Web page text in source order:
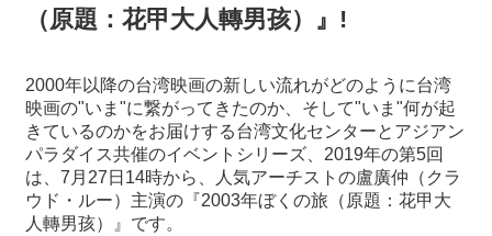
て
最
新
情
報
と
（原題：花甲大人轉男孩）』!
2000年以降の台湾映画の新しい流れがどのように台湾
映画の"いま "に繋がってきたのか、そして"いま "何が起
きているのかをお届けする台湾文化センターとアジアン
パラダイス共催のイベントシリーズ、 2019年の第5回
は、 7 月 27 日 14時から、人気アーチストの盧廣仲（クラ
ウド・ルー）主演の『2003年ぼくの旅（原題：花甲大
人轉男孩）』です。